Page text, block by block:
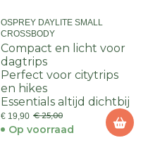
OSPREY DAYLITE SMALL
CROSSBODY
Compact en licht voor
dagtrips
Perfect voor citytrips
en hikes
Essentials altijd dichtbij
€ 19,90 € 25,00
Op voorraad